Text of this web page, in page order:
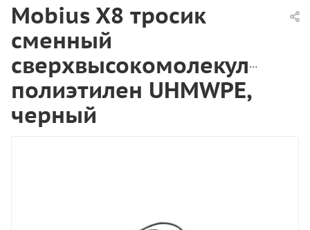
Mobius X8 тросик
сменный
полиэтилен UHMWPE,
черный